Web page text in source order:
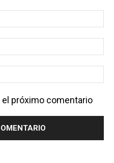
el próximo comentario